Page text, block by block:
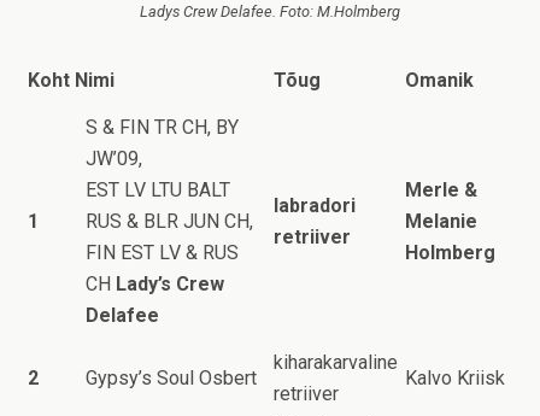
Ladys Crew Delafee. Foto: M.Holmberg
Koht Nimi Tõug Omanik
1
S & FIN TR CH, BY
JW’09,
EST LV LTU BALT
RUS & BLR JUN CH,
FIN EST LV & RUS
CH Lady’s Crew
Delafee
labradori
retriiver
Merle &
Melanie
Holmberg
2 Gypsy’s Soul Osbert
kiharakarvaline
retriiver
Kalvo Kriisk